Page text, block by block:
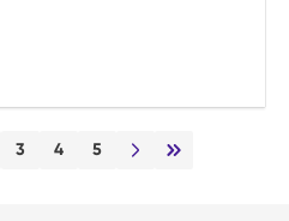
3 4 5
Næste sideSidste side